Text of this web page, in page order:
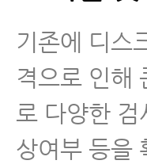
기존에 디스
격으로 인해
로 다양한
상여부 등을